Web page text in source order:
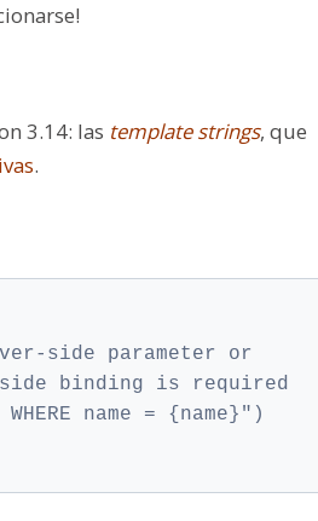
3.14: las template strings, que
.
side parameter or
binding is required
name = {name}")